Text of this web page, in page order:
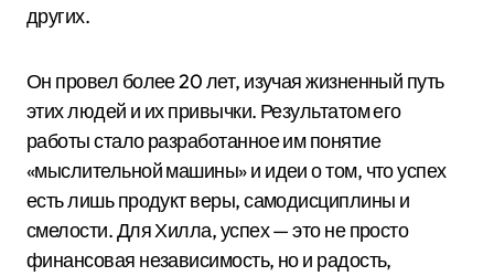
других.
Он провел более 20 лет, изучая жизненный путь
этих людей и их привычки. Результатом его
работы стало разработанное им понятие
«мыслительной машины» и идеи о том, что успех
есть лишь продукт веры, самодисциплины и
смелости. Для Хилла, успех — это не просто
финансовая независимость, но и радость,